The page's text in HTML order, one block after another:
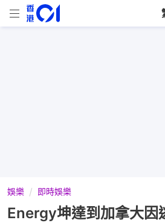
娛樂 即時娛樂
Energy坤達到加拿大